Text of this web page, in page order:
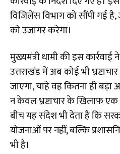
विजिलेंस विभाग को सौंपी गई
को उजागर करेगा।
मुख्यमंत्री धामी की इस कार्रवाई
उत्तराखंड में अब कोई भी
जाएगा, चाहे वह कितना ही बड़ा
न केवल भ्रष्टाचार के खिलाफ
बीच यह संदेश भी देता है कि
योजनाओं पर नहीं, बल्कि
भी है।